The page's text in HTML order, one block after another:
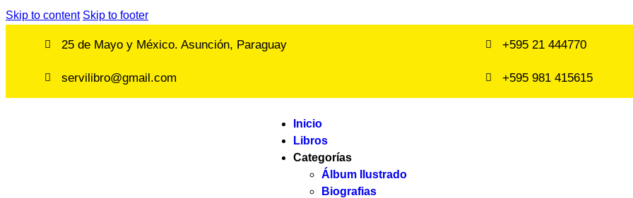
Skip to content Skip to footer
25 de Mayo y México. Asunción, Paraguay
servilibro@gmail.com
+595 21 444770
+595 981 415615
Inicio
Libros
Categorías
Álbum Ilustrado
Biografias